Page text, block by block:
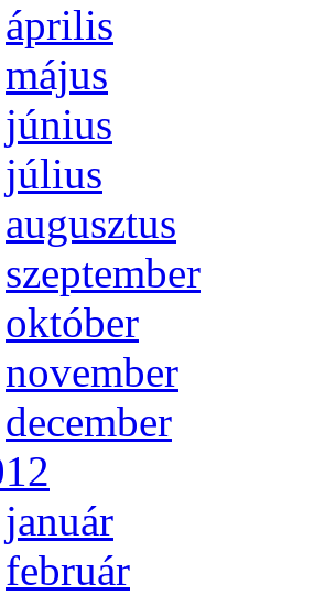
áp­ri­lis
má­jus
jú­ni­us
jú­li­us
au­gusz­tus
szep­tem­ber
ok­tó­ber
no­vem­ber
de­cem­ber
ja­nu­ár
feb­ru­ár